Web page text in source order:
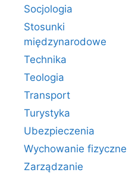
Socjologia
Stosunki
międzynarodowe
Technika
Teologia
Transport
Turystyka
Ubezpieczenia
Wychowanie fizyczne
Zarządzanie